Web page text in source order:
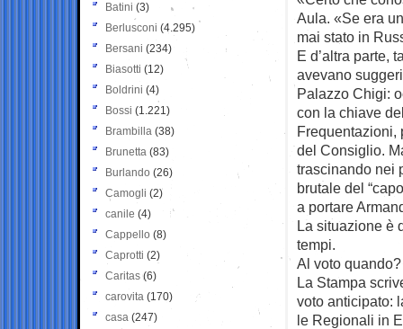
Aula. «Se era
mai stato in
E d’altra parte,
avevano
Palazzo Chigi:
con la chiave
Frequentazioni,
del Consiglio.
trascinando nei
brutale del
a portare
La situazione è
tempi.
Al voto
La Stampa
voto anticipato:
le Regionali in
Batini (3)
Berlusconi (4.295)
Bersani (234)
Biasotti (12)
Boldrini (4)
Bossi (1.221)
Brambilla (38)
Brunetta (83)
Burlando (26)
Camogli (2)
canile (4)
Cappello (8)
Caprotti (2)
Caritas (6)
carovita (170)
casa (247)